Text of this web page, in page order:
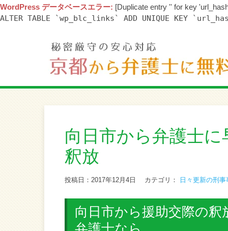
WordPress データベースエラー: [Duplicate entry '' for key
ALTER TABLE `wp_blc_links` ADD UNIQUE KEY
向日市から弁護士
釈放
投稿日：2017年12月4日 カテゴリ： 日々更新の刑
向日市から援助交際の